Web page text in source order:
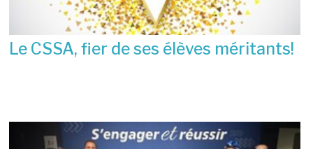
Le CSSA, fier de ses élèves méritants!